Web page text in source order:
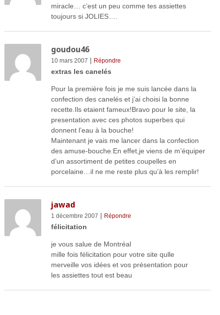
miracle… c’est un peu comme tes assiettes
toujours si JOLIES….
goudou46
10 mars 2007 | Répondre
extras les canelés
Pour la première fois je me suis lancée dans la
confection des canelés et j’ai choisi la bonne
recette.Ils etaient fameux!Bravo pour le site, la
presentation avec ces photos superbes qui
donnent l’eau à la bouche!
Maintenant je vais me lancer dans la confection
des amuse-bouche.En effet,je viens de m’équiper
d’un assortiment de petites coupelles en
porcelaine…il ne me reste plus qu’à les remplir!
jawad
1 décembre 2007 | Répondre
félicitation
je vous salue de Montréal
mille fois félicitation pour votre site qulle
merveille vos idées et vos présentation pour
les assiettes tout est beau